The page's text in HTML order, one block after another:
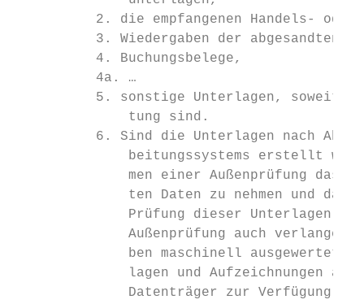
2. die empfangenen Handels- oder
3. Wiedergaben der abgesandten
          4. Buchungsbelege,
          4a. …
5. sonstige Unterlagen, soweit
              tung sind.
6. Sind die Unterlagen nach
beitungssystems erstellt
men einer Außenprüfung das
ten Daten zu nehmen und das
Prüfung dieser Unterlagen
Außenprüfung auch
ben maschinell ausgewertet
lagen und Aufzeichnungen
Datenträger zur Verfügung